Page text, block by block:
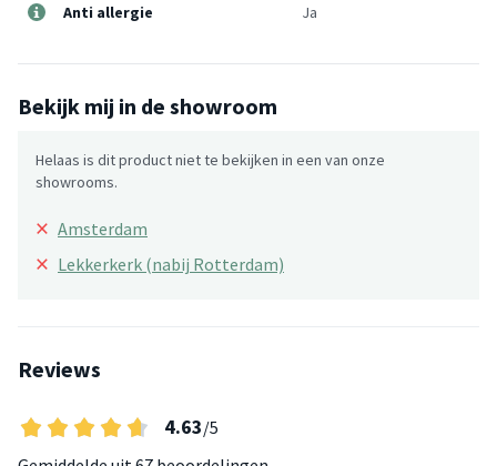
Anti allergie Ja
Bekijk mij in de showroom
Helaas is dit product niet te bekijken in een van onze
showrooms.
× Amsterdam
× Lekkerkerk (nabij Rotterdam)
Reviews
4.63/5